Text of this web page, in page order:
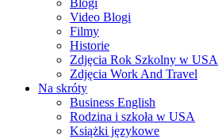
Blogi
Video Blogi
Filmy
Historie
Zdjęcia Rok Szkolny w USA
Zdjęcia Work And Travel
Na skróty
Business English
Rodzina i szkoła w USA
Książki językowe